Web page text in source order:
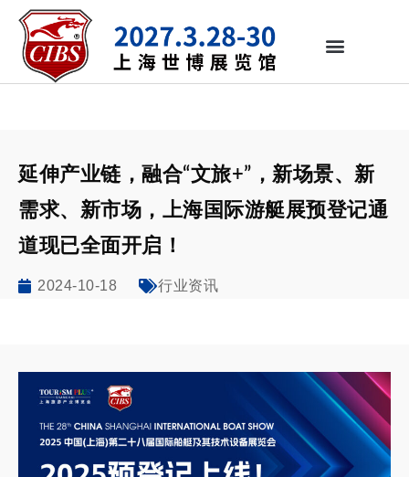
延伸产业链，融合“文旅+”，新场景、新
需求、新市场，上海国际游艇展预登记通
道现已全面开启！
2024-10-18 行业资讯